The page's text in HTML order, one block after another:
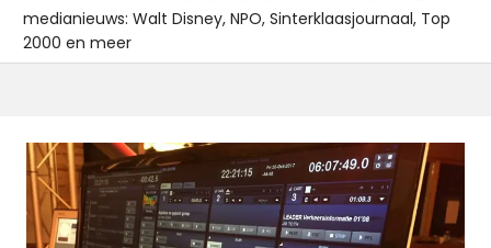
over
de
media
medianieuws: Walt Disney, NPO, Sinterklaasjournaal, Top
2000 en meer